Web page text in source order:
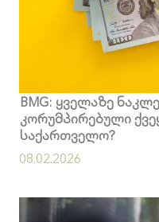
BMG: ყველაზე
კორუმპირებული
საქართველო?
08.02.2026